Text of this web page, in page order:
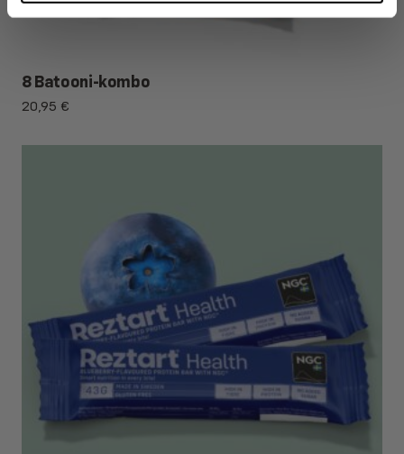
8 Batooni-kombo
20,95 €